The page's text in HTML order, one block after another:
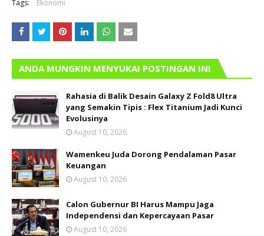
Tags: Ekonomi
ANDA MUNGKIN MENYUKAI POSTINGAN INI
Rahasia di Balik Desain Galaxy Z Fold8 Ultra
yang Semakin Tipis : Flex Titanium Jadi Kunci
Evolusinya
August 10, 2026
Wamenkeu Juda Dorong Pendalaman Pasar
Keuangan
August 10, 2026
Calon Gubernur BI Harus Mampu Jaga
Independensi dan Kepercayaan Pasar
August 10, 2026